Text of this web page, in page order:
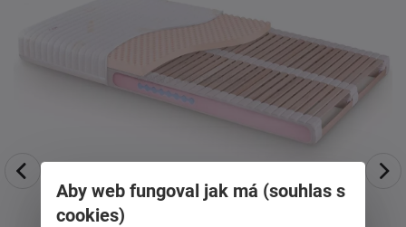
Aby web fungoval jak má (souhlas s
cookies)